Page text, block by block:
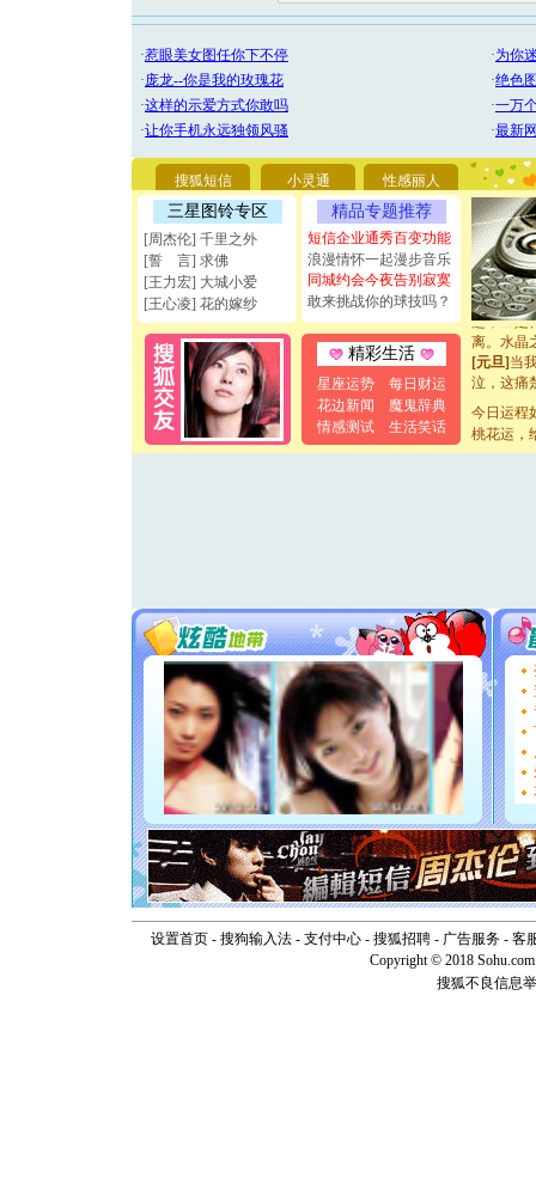
搜狐短信 小灵通 性感丽人
三星图铃专区
[周杰伦] 千里之外
[誓 言] 求佛
[王力宏] 大城小爱
[王心凌] 花的嫁纱
精品专题推荐
短信企业通秀百变功能
浪漫情怀一起漫步音乐
同城约会今夜告别寂寞
敢来挑战你的球技吗？
精彩生活
星座运势
每日财运
花边新闻
魔鬼辞典
情感测试
生活笑话
[圣诞节]
你太多
要平安
[圣诞节]
天都要快
[圣诞节]
如意,快
[元旦]看
断电。爱
你是我专
[元旦]如
起；二是
离。水晶
[元旦] 当
泣，这痛
卖了。水
[春节]风
颜！冬去
道一声平
能正大光
天都要快
[圣诞节]
如意,快
[元旦]
看
断电。
你是我
[元旦]
如
起；二
离。水
[元旦]当
泣，这痛
卖了。水
[春节]风
颜！冬去
道一声平
[春节] 传
片叶子是
送你一棵
今日运程
桃花运，
设置首页- 搜狗输入法- 支付中心- 搜狐招聘- 广告服务- 客
Copyright © 2018
搜狐不良信息